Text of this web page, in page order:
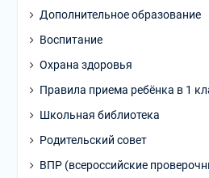
Дополнительное образование
Воспитание
Охрана здоровья
Правила приема ребёнка в 1
Школьная библиотека
Родительский совет
ВПР (всероссийские